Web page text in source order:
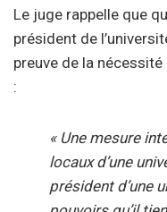
Le juge rappelle que
président de
preuve de la
:
« Une mesure
locaux d’une
président d’une